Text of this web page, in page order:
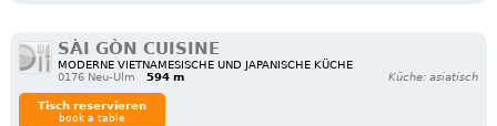
SÀI GÒN CUISINE
MODERNE VIETNAMESISCHE UND JAPANISCHE KÜCHE
0176 Neu-Ulm
594 m Küche: asiatisch
Tisch reservieren
book a table